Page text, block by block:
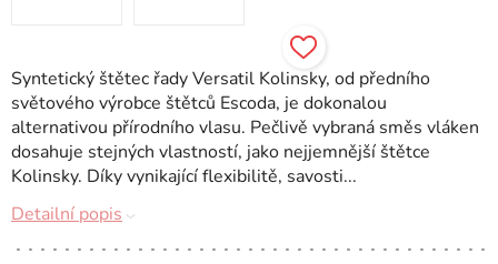
Syntetický štětec řady Versatil Kolinsky, od předního
světového výrobce štětců Escoda, je dokonalou
alternativou přírodního vlasu. Pečlivě vybraná směs vláken
dosahuje stejných vlastností, jako nejjemnější štětce
Kolinsky. Díky vynikající flexibilitě, savosti...
Detailní popis